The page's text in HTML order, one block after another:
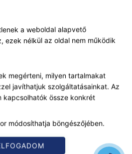
a weboldal alapvető
ezek nélkül az oldal nem működik
megérteni, milyen tartalmakat
javíthatjuk szolgáltatásainkat. Az
össze konkrét
módosíthatja böngészőjében.
IMPRESSZUM
ÁSZF
KARRIER
árak az ÁFÁ-t tartalmazzák!
és aCanva.com
felhasználásra.